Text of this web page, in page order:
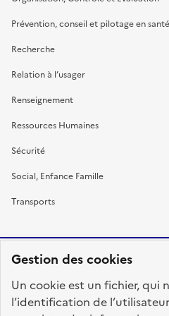
Gestion des cookies
Un cookie est un fichier, qui
l’identification de
Prévention, conseil et pilotage en santé
Recherche
Relation à l’usager
Renseignement
Ressources Humaines
Sécurité
Social, Enfance Famille
Transports
FRANÇAISE